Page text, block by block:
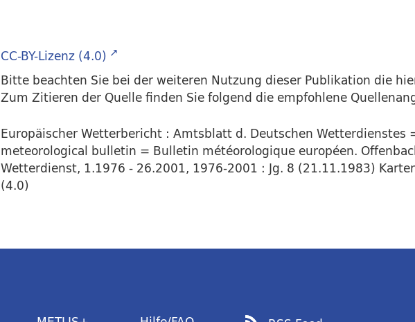
CC-BY-Lizenz (4.0)
Bitte beachten Sie bei der weiteren Nutzung dieser Publikation die
Zum Zitieren der Quelle finden Sie folgend die empfohlene
Europäischer Wetterbericht : Amtsblatt d. Deutschen Wetterdienstes
meteorological bulletin = Bulletin météorologique européen.
Wetterdienst, 1.1976 - 26.2001, 1976-2001 : Jg. 8 (21.11.1983)
(4.0)